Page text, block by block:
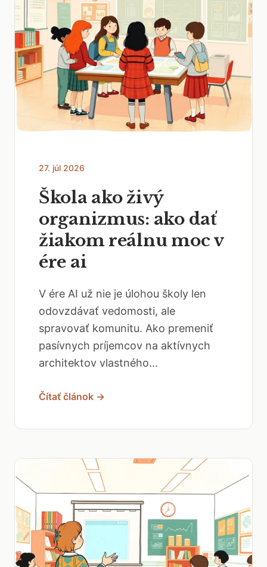
27. júl 2026
Škola ako živý
organizmus: ako dať
žiakom reálnu moc v
ére ai
V ére AI už nie je úlohou školy len
odovzdávať vedomosti, ale
spravovať komunitu. Ako premeniť
pasívnych príjemcov na aktívnych
architektov vlastného...
Čítať článok →